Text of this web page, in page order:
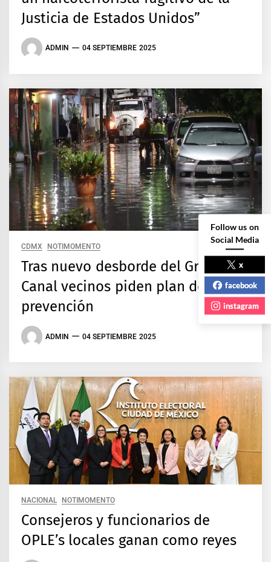
Justicia de Estados Unidos”
ADMIN 04 SEPTIEMBRE 2025
CDMX NOTIMOMENTO
Tras nuevo desborde del Gran
Canal vecinos piden plan de
prevención
ADMIN 04 SEPTIEMBRE 2025
NACIONAL NOTIMOMENTO
Consejeros y funcionarios de
OPLE’s locales ganan como reyes
Follow us on
Social Media
x
facebook
instagram